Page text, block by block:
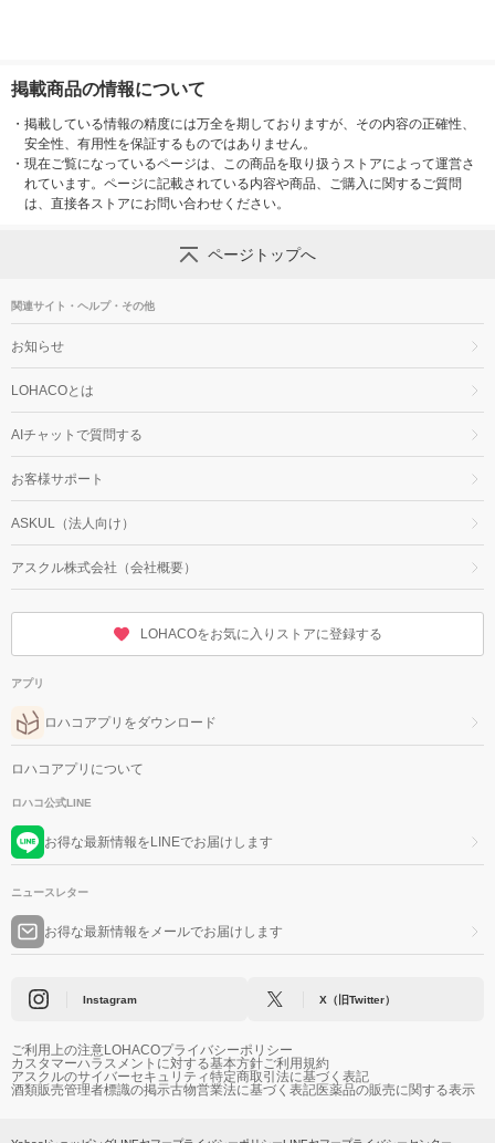
掲載商品の情報について
・ 掲載している情報の精度には万全を期しておりますが、その内容の正確性、
安全性、有用性を保証するものではありません。
・ 現在ご覧になっているページは、この商品を取り扱うストアによって運営さ
れています。ページに記載されている内容や商品、ご購入に関するご質問
は、直接各ストアにお問い合わせください。
ページトップへ
関連サイト・ヘルプ・その他
お知らせ
LOHACOとは
AIチャットで質問する
お客様サポート
ASKUL（法人向け）
アスクル株式会社（会社概要）
LOHACOをお気に入りストアに登録する
アプリ
ロハコアプリをダウンロード
ロハコアプリについて
ロハコ公式LINE
お得な最新情報をLINEでお届けします
ニュースレター
お得な最新情報をメールでお届けします
Instagram X（旧Twitter）
ご利用上の注意LOHACOプライバシーポリシー
カスタマーハラスメントに対する基本方針ご利用規約
アスクルのサイバーセキュリティ特定商取引法に基づく表記
酒類販売管理者標識の掲示古物営業法に基づく表記医薬品の販売に関する表示